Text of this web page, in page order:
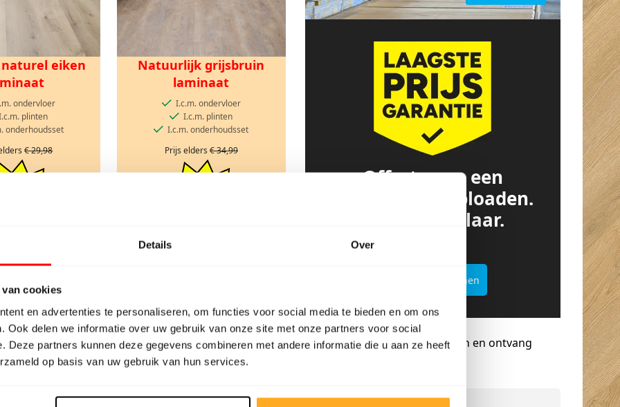
Details Over
cookies
en advertenties te personaliseren, om functies voor social media te bieden en om ons
Ook delen we informatie over uw gebruik van onze site met onze partners voor social
Deze partners kunnen deze gegevens combineren met andere informatie die u aan ze heeft
op basis van uw gebruik van hun services.
eiken
ondervloer
plinten
onderhoudsset
€ 29,98
incl. btw.
Natuurlijk grijsbruin
laminaat
I.c.m. ondervloer
I.c.m. plinten
I.c.m. onderhoudsset
Prijs elders€ 34,99
ACTIE!
FABRIEKSLEEGVERKOOP
Offerte van een
concurrent? Uploaden.
Besparen. Klaar.
Offertekiller openen
Gratis advies op maat
Vraag een terugbelverzoek aan en ontvang